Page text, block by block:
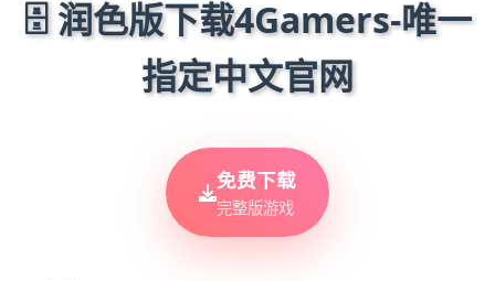
🗄️ 润色版下载4Gamers-唯一
指定中文官网
免费下载
完整版游戏